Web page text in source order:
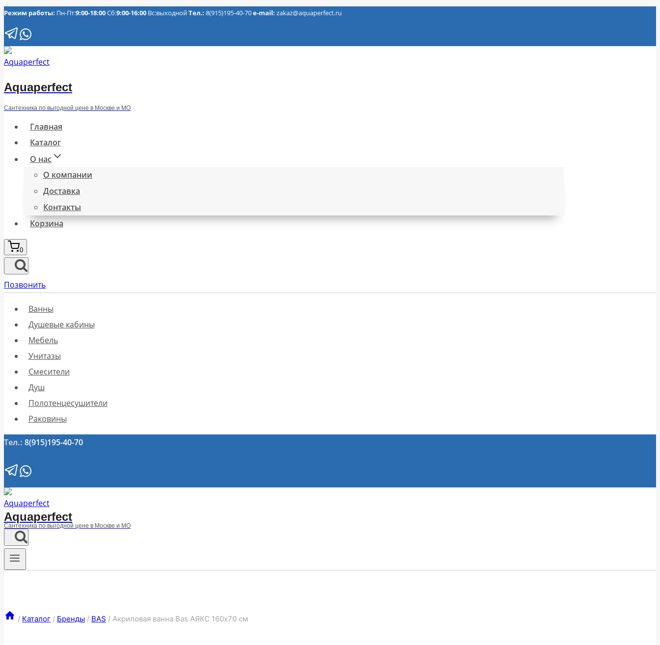
Перейти
к
содержимому
Режим работы: Пн-Пт:9:00-18:00Сб:9:00-16:00 Вс:выходнойТел.: 8(915)195-40-70e-mail: zakaz@aquaperfect.ru
Aquaperfect
Сантехника по выгодной цене в Москве и МО
Главная
Каталог
О нас
О компании
Доставка
Контакты
Корзина
0
Позвонить
Ванны
Душевые кабины
Мебель
Унитазы
Смесители
Душ
Полотенцесушители
Раковины
Тел.: 8(915)195-40-70
Aquaperfect
Сантехника по выгодной цене в Москве и МО
/ Каталог / Бренды / BAS / Акриловая ванна Bas АЯКС 160х70 см